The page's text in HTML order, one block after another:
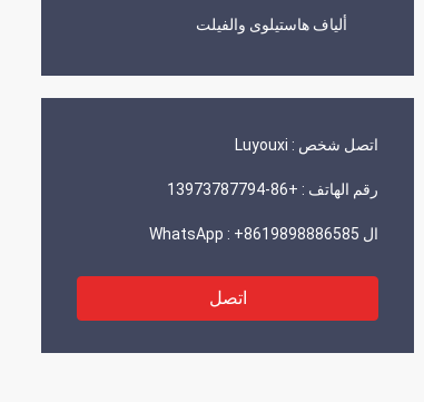
ألياف هاستيلوى والفيلت
اتصل شخص : Luyouxi
رقم الهاتف : +86-13973787794
ال WhatsApp : +8619898886585
اتصل